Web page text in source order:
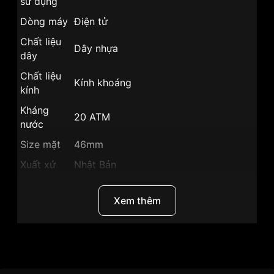
Dòng máy Điện tử
Chất liệu
dây
Dây nhựa
Chất liệu
kính
Kính khoáng
Kháng
nước
20 ATM
Size mặt
46mm
Xuất xứ
Nhật Bản
Vỏ Nhựa
Mặt tròn
Xem thêm